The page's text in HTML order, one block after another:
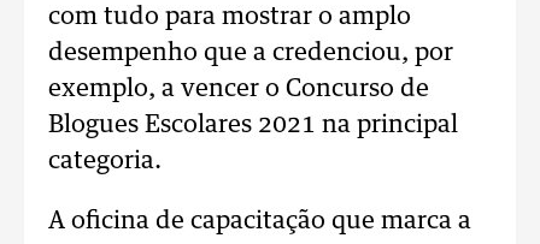
com tudo para mostrar o amplo
desempenho que a credenciou, por
exemplo, a vencer o Concurso de
Blogues Escolares 2021 na principal
categoria.
A oficina de capacitação que marca a